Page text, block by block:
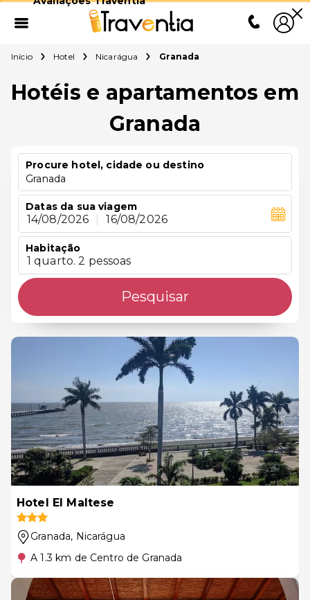
Início Hotel Nicarágua Granada
Hotéis e apartamentos em
Granada
Procure hotel, cidade ou destino
Granada
Datas da sua viagem
14/08/2026 16/08/2026
Habitação
1 quarto. 2 pessoas
Pesquisar
Hotel El Maltese
Granada, Nicarágua
A 1.3 km de Centro de Granada